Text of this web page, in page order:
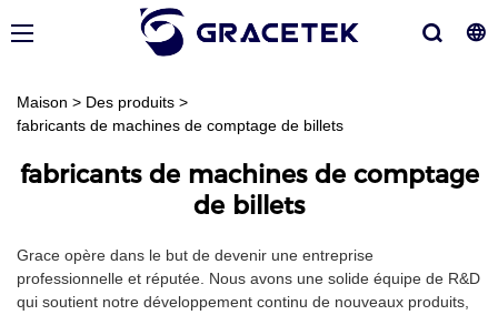
Maison > Des produits >
fabricants de machines de comptage de billets
fabricants de machines de comptage
de billets
Grace opère dans le but de devenir une entreprise
professionnelle et réputée. Nous avons une solide équipe de R&D
qui soutient notre développement continu de nouveaux produits,